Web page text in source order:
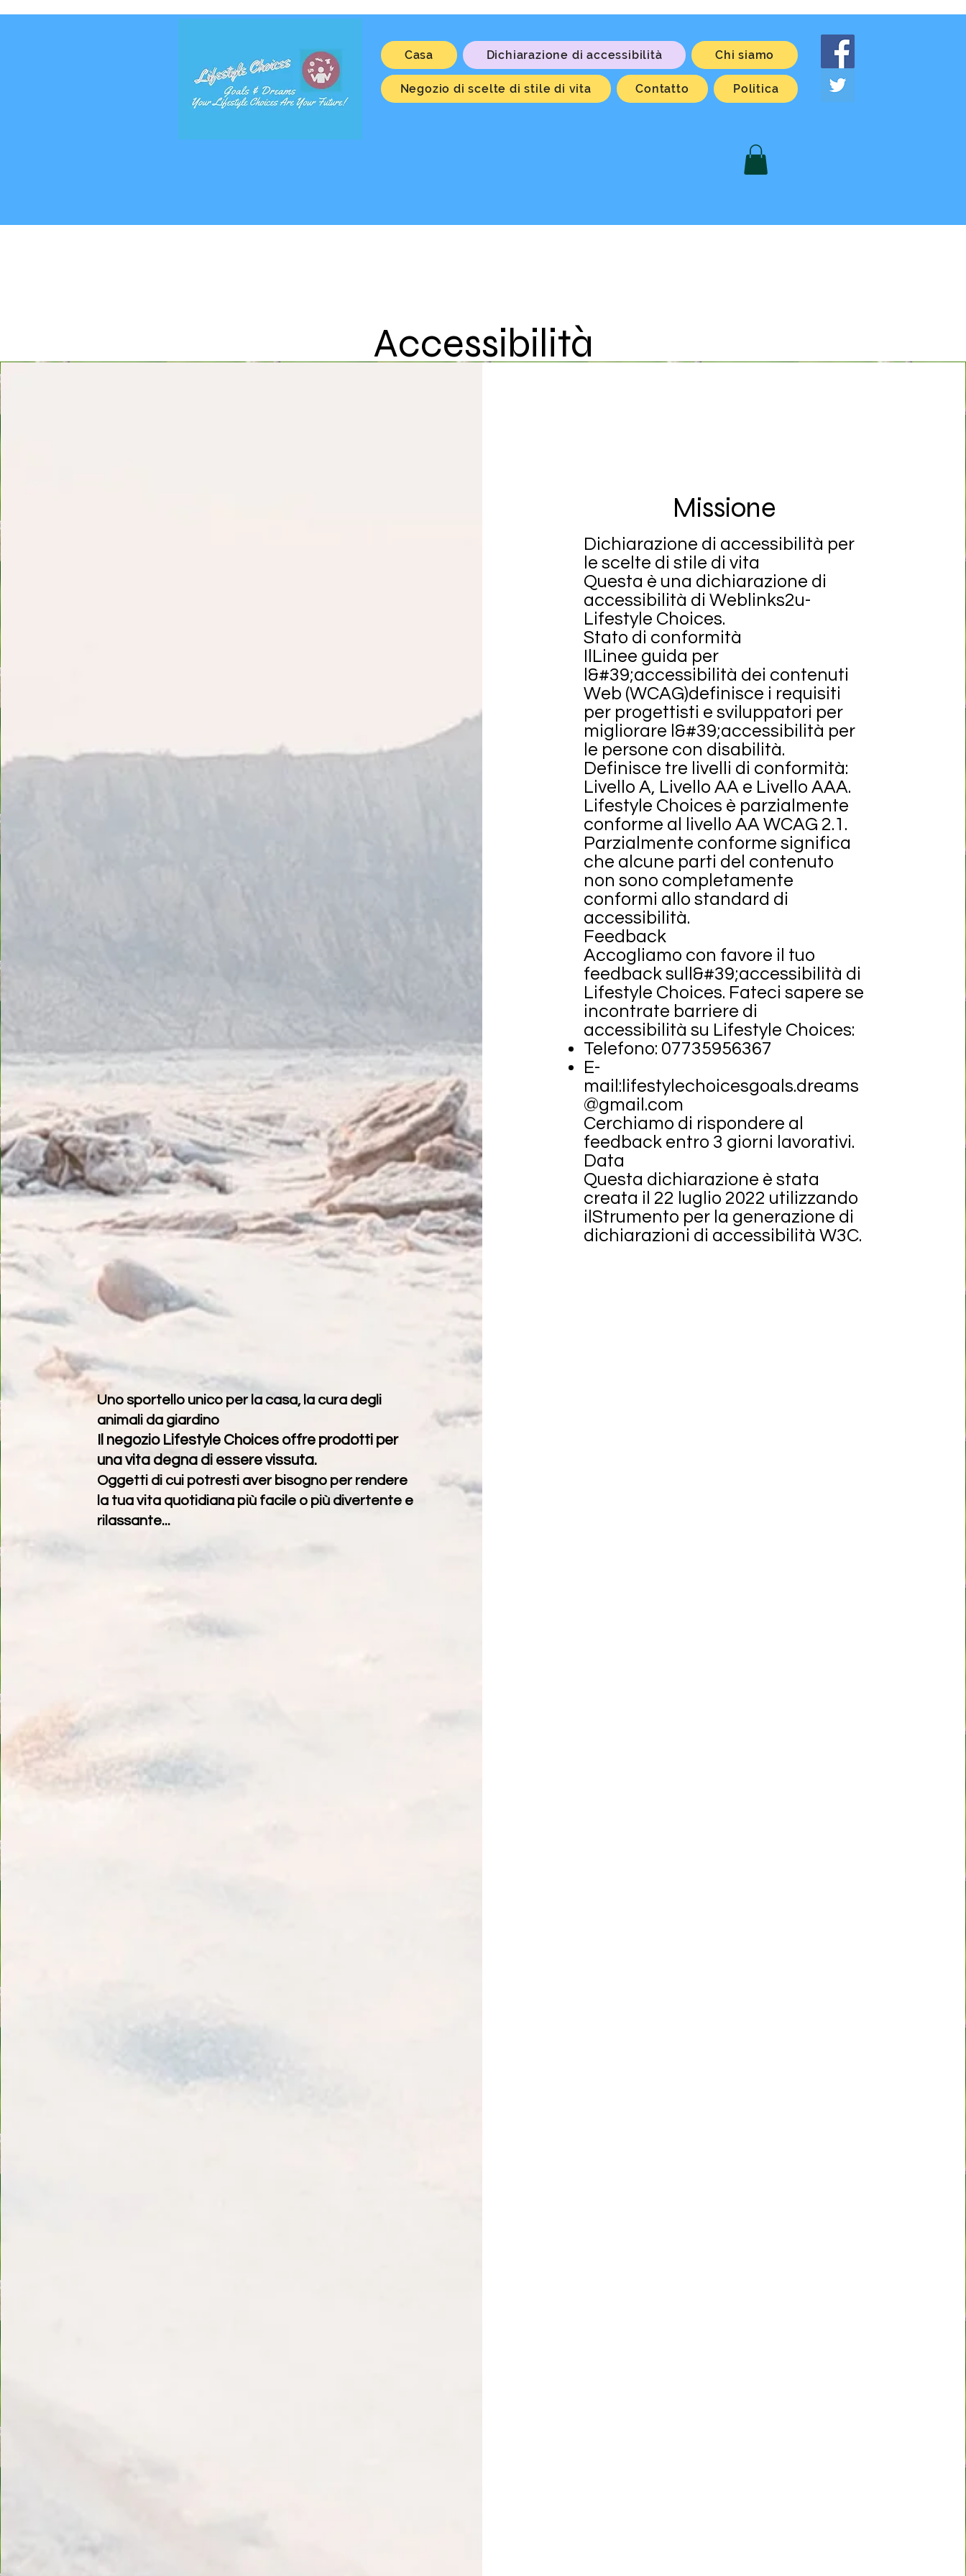
Casa Dichiarazione di accessibilità Chi siamo
Negozio di scelte di stile di vita Contatto Politica
Accessibilità
Uno sportello unico per la casa, la cura degli
animali da giardino
Il negozio Lifestyle Choices offre prodotti per
una vita degna di essere vissuta.
Oggetti di cui potresti aver bisogno per rendere
la tua vita quotidiana più facile o più divertente e
rilassante...
Missione
Dichiarazione di accessibilità per
le scelte di stile di vita
Questa è una dichiarazione di
accessibilità di Weblinks2u-
Lifestyle Choices.
Stato di conformità
Il Linee guida per
l&#39;accessibilità dei contenuti
Web (WCAG)definisce i requisiti
per progettisti e sviluppatori per
migliorare l&#39;accessibilità per
le persone con disabilità.
Definisce tre livelli di conformità:
Livello A, Livello AA e Livello AAA.
Lifestyle Choices è parzialmente
conforme al livello AA WCAG 2.1.
Parzialmente conforme significa
che alcune parti del contenuto
non sono completamente
conformi allo standard di
accessibilità.
Feedback
Accogliamo con favore il tuo
feedback sull&#39;accessibilità di
Lifestyle Choices. Fateci sapere se
incontrate barriere di
accessibilità su Lifestyle Choices:
Telefono: 07735956367
E-
mail: lifestylechoicesgoals.dreams
@gmail.com
Cerchiamo di rispondere al
feedback entro 3 giorni lavorativi.
Data
Questa dichiarazione è stata
creata il 22 luglio 2022 utilizzando
il Strumento per la generazione di
dichiarazioni di accessibilità W3C.